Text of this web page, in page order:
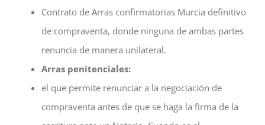
Contrato de Arras confirmatorias Murcia definitivo
de compraventa, donde ninguna de ambas partes
renuncia de manera unilateral.
Arras penitenciales:
el que permite renunciar a la negociación de
compraventa antes de que se haga la firma de la